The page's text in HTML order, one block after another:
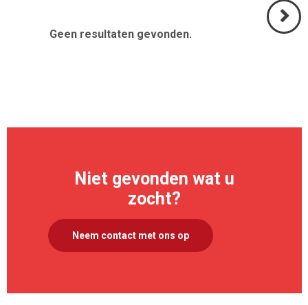
Geen resultaten gevonden.
Niet gevonden wat u
zocht?
Neem contact met ons op